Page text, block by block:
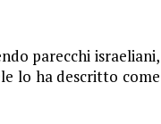
parecchi israeliani,
lo ha descritto come